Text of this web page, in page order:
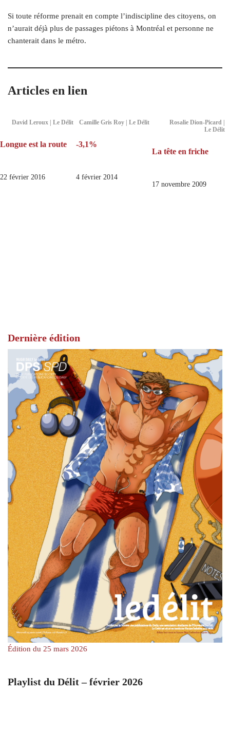
Si toute réforme prenait en compte l’indiscipline des citoyens, on
n’aurait déjà plus de passages piétons à Montréal et personne ne
chanterait dans le métro.
Articles en lien
David Leroux | Le Délit
Longue est la route
22 février 2016
Camille Gris Roy | Le Délit
-3,1%
4 février 2014
Rosalie Dion-Picard |
Le Délit
La tête en friche
17 novembre 2009
Dernière édition
Édition du 25 mars 2026
Playlist du Délit – février 2026